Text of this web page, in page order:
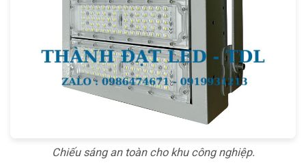
Chiếu sáng an toàn cho khu công nghiệp.